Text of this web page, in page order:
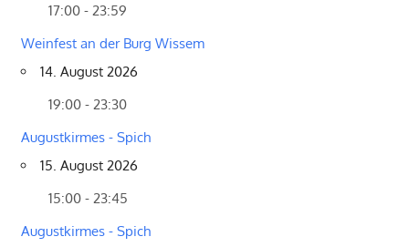
17:00 - 23:59
Weinfest an der Burg Wissem
14. August 2026
19:00 - 23:30
Augustkirmes - Spich
15. August 2026
15:00 - 23:45
Augustkirmes - Spich